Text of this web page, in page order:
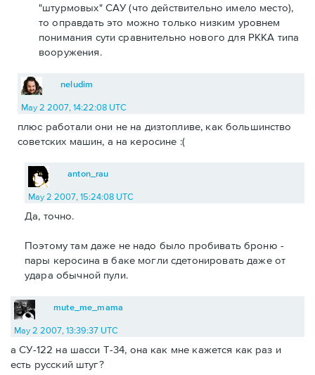
"штурмовых" САУ (что действительно имело место),
то оправдать это можно только низким уровнем
понимания сути сравнительно нового для РККА типа
вооружения.
neludim
May 2 2007, 14:22:08 UTC
плюс работали они не на дизтопливе, как большинство
советских машин, а на керосине :(
anton_rau
May 2 2007, 15:24:08 UTC
Да, точно.
Поэтому там даже не надо было пробивать броню -
пары керосина в баке могли сдетонировать даже от
удара обычной пули.
mute_me_mama
May 2 2007, 13:39:37 UTC
а СУ-122 на шасси Т-34, она как мне кажется как раз и
есть русский штуг?